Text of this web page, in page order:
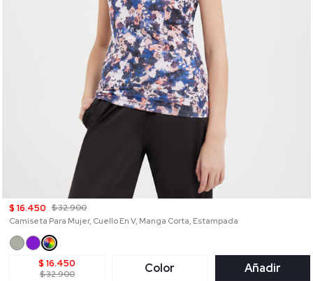
$ 16.450 $ 32.900
Camiseta Para Mujer, Cuello En V, Manga Corta, Estampada
$ 16.450
$ 32.900 Color Añadir